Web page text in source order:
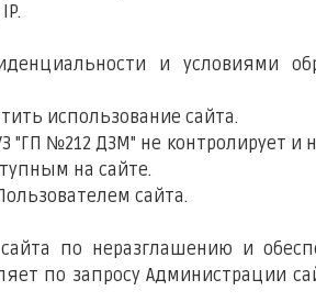
и условиями
использование сайта.
"ГП №212 ДЗМ" не контролирует и
на сайте.
сайта.
по неразглашению и
по запросу Администрации